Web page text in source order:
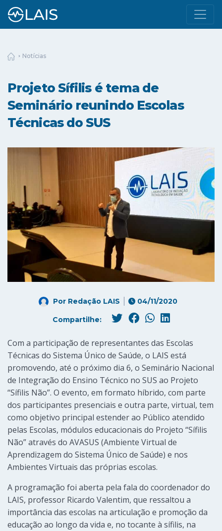
Notícias
Projeto Sífilis é tema de
Seminário reunindo Escolas
Técnicas do SUS
Por Redação LAIS 04/11/2020
Compartilhe:
Com a participação de representantes das Escolas
Técnicas do Sistema Único de Saúde, o LAIS está
promovendo, até o próximo dia 6, o Seminário Nacional
de Integração do Ensino Técnico no SUS ao Projeto
“Sífilis Não”. O evento, em formato híbrido, com parte
dos participantes presenciais e outra parte, virtual, tem
como objetivo principal estender ao Público atendido
pelas Escolas, módulos educacionais do Projeto “Sífilis
Não” através do AVASUS (Ambiente Virtual de
Aprendizagem do Sistema Único de Saúde) e nos
Ambientes Virtuais das próprias escolas.
A programação foi aberta pela fala do coordenador do
LAIS, professor Ricardo Valentim, que ressaltou a
importância das escolas na articulação e promoção da
educação ao longo da vida e, no tocante à sífilis, na